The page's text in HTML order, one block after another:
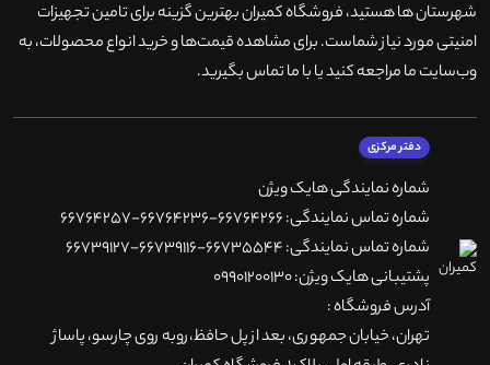
شهرستان ها هستید، فروشگاه کمیران بهترین گزینه برای تامین تجهیزات
امنیتی مورد نیاز شماست. برای مشاهده قیمت‌ها و خرید انواع محصولات، به
وب‌سایت ما مراجعه کنید یا با ما تماس بگیرید.
دفتر مرکزی
شماره نمایندگی هایک ویژن
شماره تماس نمایندگی: 66764266-66764236-66764257
شماره تماس نمایندگی: 66735544-66739116-66739127
پشتیبانی هایک ویژن: 09901200130
آدرس فروشگاه :
تهران، خيابان جمهوری، بعد از پل حافظ،روبه روی چارسو، پاساژ